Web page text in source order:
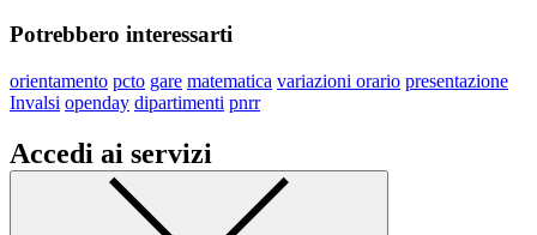
Potrebbero interessarti
orientamento pcto gare matematica variazioni orario presentazione
Invalsi openday dipartimenti pnrr
Accedi ai servizi